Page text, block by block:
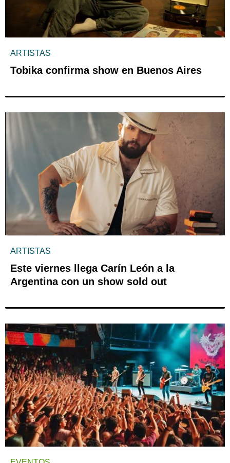
ARTISTAS
Tobika confirma show en Buenos Aires
ARTISTAS
Este viernes llega Carín León a la
Argentina con un show sold out